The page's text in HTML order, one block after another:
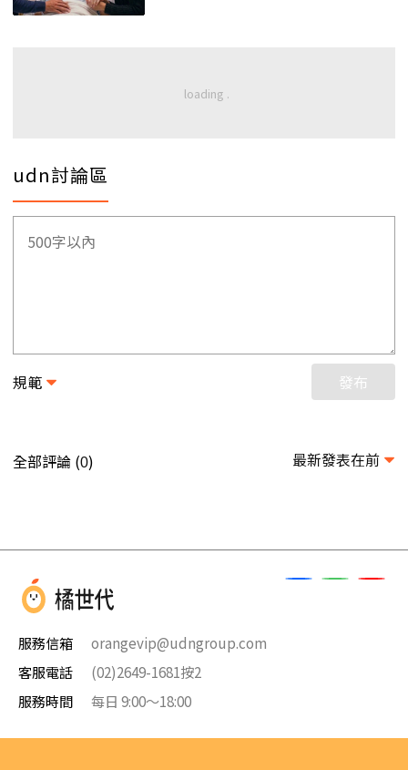
udn討論區
規範 發布
全部評論 (0) 最新發表在前
服務信箱
orangevip@udngroup.com
客服電話
(02)2649-1681按2
服務時間
每日 9:00～18:00